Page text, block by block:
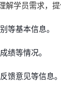
学员需求，
等基本信息。
绩等情况。
馈意见等信息。